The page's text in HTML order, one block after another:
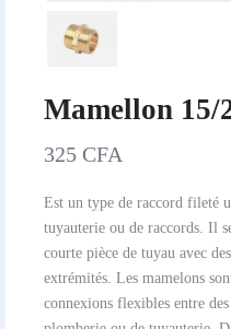
Mamellon 15/
325 CFA
Est un type de raccord fileté
tuyauterie ou de raccords. Il
courte pièce de tuyau avec
extrémités. Les mamelons
connexions flexibles entre